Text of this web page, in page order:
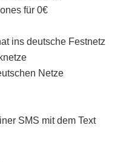
für 0€
ins deutsche Festnetz
Netze
SMS mit dem Text